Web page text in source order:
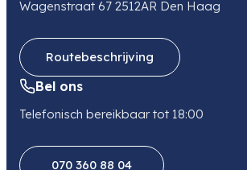
0505499949
Wagenstraat 67 2512AR Den Haag
Routebeschrijving
Bel ons
Telefonisch bereikbaar tot 18:00
070 360 88 04